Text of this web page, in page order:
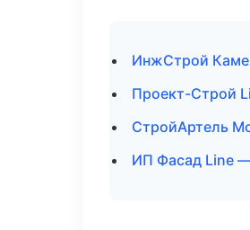
ИнжСтрой
Проект-Строй
СтройАртель
ИП Фасад Line